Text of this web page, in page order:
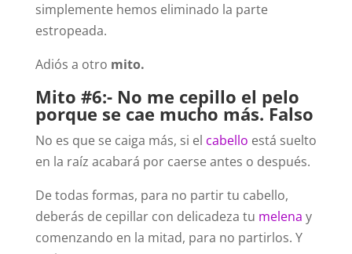
simplemente hemos eliminado la parte
estropeada.
Adiós a otro mito.
Mito #6:- No me cepillo el pelo
porque se cae mucho más. Falso
No es que se caiga más, si el cabello está suelto
en la raíz acabará por caerse antes o después.
De todas formas, para no partir tu cabello,
deberás de cepillar con delicadeza tu melena y
comenzando en la mitad, para no partirlos. Y